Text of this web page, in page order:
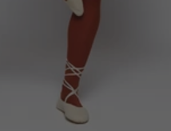
COMPRAR AHORA